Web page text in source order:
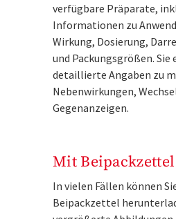
verfügbare Präparate,
Informationen zu
Wirkung, Dosierung,
und Packungsgrößen.
detaillierte Angaben zu
Nebenwirkungen,
Gegenanzeigen.
Mit
In vielen Fällen können
Beipackzettel